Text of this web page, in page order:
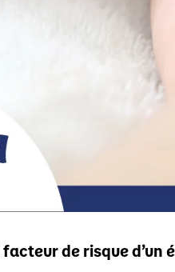
de risque